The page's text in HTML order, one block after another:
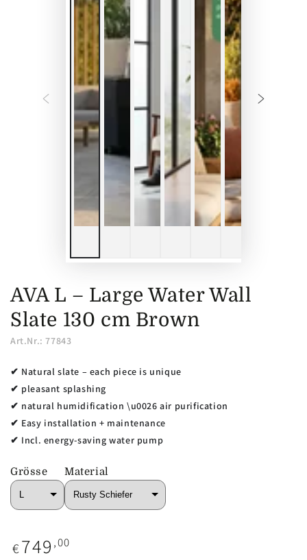
AVA L – Large Water Wall
Slate 130 cm Brown
Art.Nr.: 77843
✔ Natural slate – each piece is unique
✔ pleasant splashing
✔ natural humidification \u0026 air purification
✔ Easy installation + maintenance
✔ Incl. energy-saving water pump
Grösse Material
Regular
price
€749 ,00